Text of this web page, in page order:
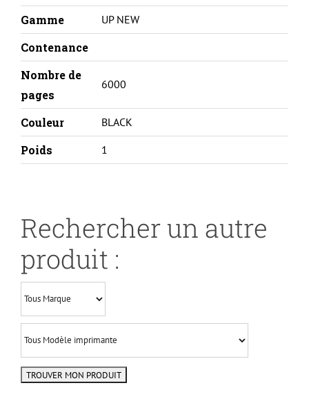
Gamme UP NEW
Contenance
Nombre de
pages
6000
Couleur BLACK
Poids 1
Rechercher un autre
produit :